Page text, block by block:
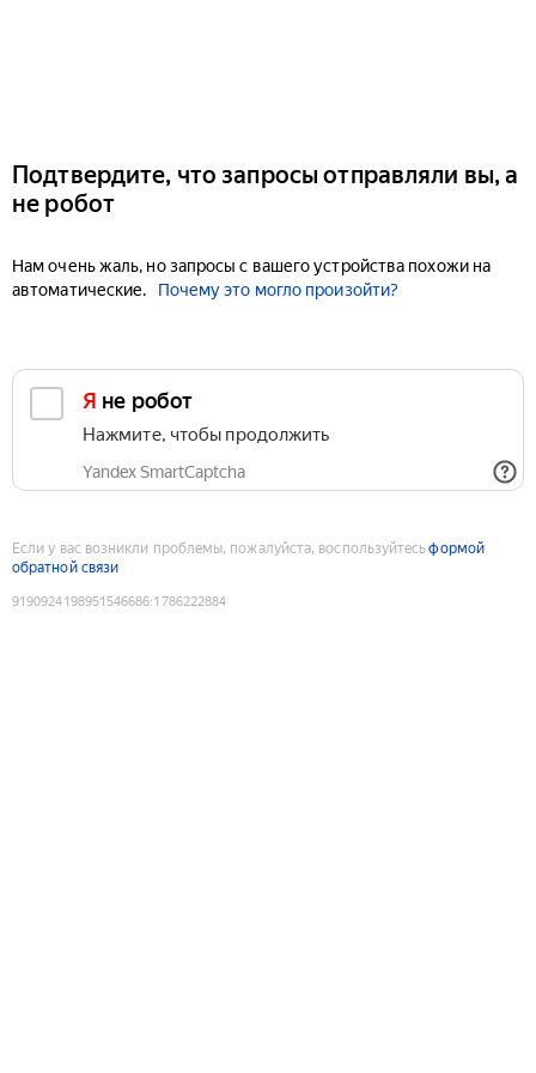
Подтвердите, что запросы отправляли вы, а
не робот
Нам очень жаль, но запросы с вашего устройства похожи на
автоматические.
Почему это могло произойти?
Я не робот
Нажмите, чтобы продолжить
Yandex SmartCaptcha
Если у вас возникли проблемы, пожалуйста, воспользуйтесьформой
обратной связи
9190924198951546686:1786222884